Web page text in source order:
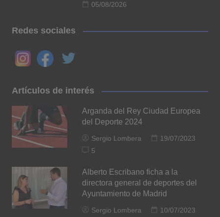
05/08/2026
Redes sociales
Artículos de interés
Arganda del Rey Ciudad Europea
del Deporte 2024
Sergio Lombera
19/07/2023
5
Alberto Escribano ficha a la
directora general de deportes del
Ayuntamiento de Madrid
Sergio Lombera 10/07/2023